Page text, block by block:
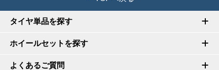
タイヤ単品を探す
ホイールセットを探す
よくあるご質問